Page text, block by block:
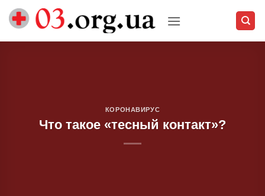
Skip
КОРОНАВИРУС
Что такое «тесный контакт»?